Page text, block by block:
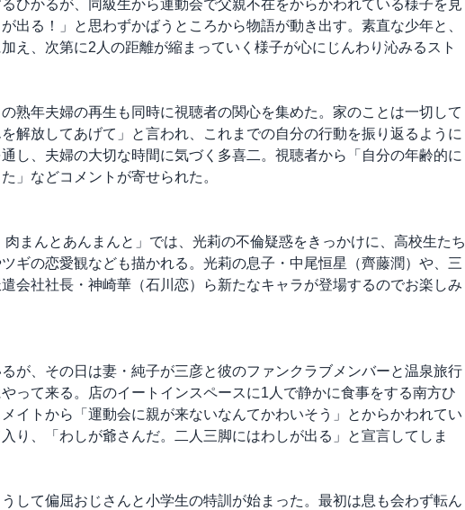
ひかるが、同級生から運動会で父親不在をからかわれている様子を見
出る！」と思わずかばうところから物語が動き出す。素直な少年と、
え、次第に2人の距離が縮まっていく様子が心にじんわり沁みるスト
熟年夫婦の再生も同時に視聴者の関心を集めた。家のことは一切して
解放してあげて」と言われ、これまでの自分の行動を振り返るように
し、夫婦の大切な時間に気づく多喜二。視聴者から「自分の年齢的に
」などコメントが寄せられた。
まんとあんまんと」では、光莉の不倫疑惑をきっかけに、高校生たち
ギの恋愛観なども描かれる。光莉の息子・中尾恒星（齊藤潤）や、三
会社社長・神崎華（石川恋）ら新たなキャラが登場するのでお楽しみ
が、その日は妻・純子が三彦と彼のファンクラブメンバーと温泉旅行
って来る。店のイートインスペースに1人で静かに食事をする南方ひ
イトから「運動会に親が来ないなんてかわいそう」とからかわれてい
り、「わしが爺さんだ。二人三脚にはわしが出る」と宣言してしま
して偏屈おじさんと小学生の特訓が始まった。最初は息も会わず転ん